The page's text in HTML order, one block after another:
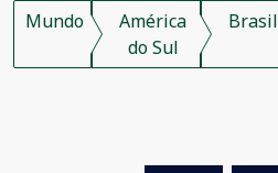
Mundo
América
do Sul
Brasil